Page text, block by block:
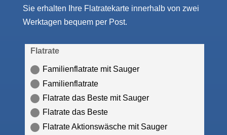
Sie erhalten Ihre Flatratekarte innerhalb von zwei
Werktagen bequem per Post.
Flatrate
Familienflatrate mit Sauger
Familienflatrate
Flatrate das Beste mit Sauger
Flatrate das Beste
Flatrate Aktionswäsche mit Sauger